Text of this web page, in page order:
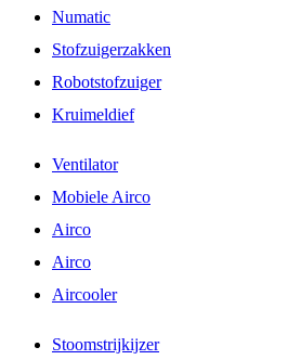
Numatic
Stofzuigerzakken
Robotstofzuiger
Kruimeldief
Ventilator
Mobiele Airco
Airco
Airco
Aircooler
Stoomstrijkijzer